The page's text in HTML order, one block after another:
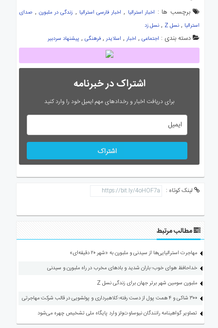
برچسب ها : اخبار استرالیا , اخبار فارسی استرالیا , زندگی در ملبورن, صدای
استرالیا , نسل Z , نسل زد
دسته بندی : اجتماعی, اخبار, اسلایدر, فرهنگی, پیشنهاد سردبیر
اشتراک در خبرنامه
برای دریافت اخبار و رخدادهای مهم ایمیل خود را وارد کنید
اشتراک
لینک کوتاه :
مطالب مرتبط
مهاجرت استرالیایی‌ها از سیدنی و ملبورن به «شهر ۲۰ دقیقه‌ای»
خداحافظ هوای خوب؛ باران شدید و بادهای مخرب در راه ملبورن و سیدنی
ملبورن سومین شهر برتر جهان برای زندگی نسل Z
۳۰۰ شاکی و ۴ همت پول از دست رفته؛ کلاهبرداری و پولشویی در قالب شرکت مهاجرتی
تصاویر گواهینامه رانندگان نیوساوت‌ولز وارد پایگاه ملی تشخیص چهره می‌شود